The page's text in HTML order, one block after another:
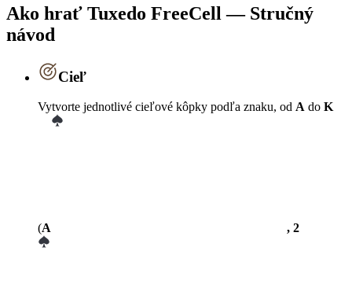
Ako hrať Tuxedo FreeCell — Stručný
návod
Cieľ
Vytvorte jednotlivé cieľové kôpky podľa znaku, od A do K
(A , 2